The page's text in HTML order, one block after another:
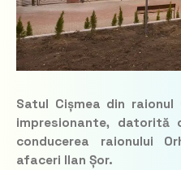
Satul Cișmea din
impresionante, datorită
conducerea raionului
afaceri Ilan Șor.